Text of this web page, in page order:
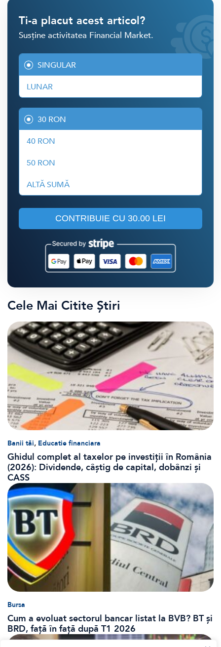
Ti-a placut acest articol?
Susține activitatea Financial Market.
SINGULAR
LUNAR
30 RON
40 RON
50 RON
ALTĂ SUMĂ
CONTRIBUIE CU 30.00 LEI
Cele Mai Citite Știri
Banii tăi, Educatie financiara
Ghidul complet al taxelor pe investiții în România
(2026): Dividende, câștig de capital, dobânzi și
CASS
Bursa
Cum a evoluat sectorul bancar listat la BVB? BT și
BRD, față în față după T1 2026